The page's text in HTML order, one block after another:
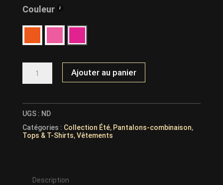
38,00€.
Couleur
Ajouter au panier
UGS : ND
Catégories : Collection Été, Pantalons-combinaison,
Tops & T-Shirts,Vêtements
Description